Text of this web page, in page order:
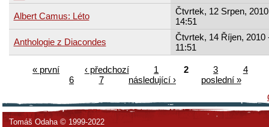
Albert Camus: Léto
Čtvrtek, 12 Srpen,
14:51
Anthologie z Diacondes
Čtvrtek, 14 Říjen, 2010
11:51
« první ‹ předchozí 1 2 3
4
6
7 následující ›
poslední »
Tomáš Odaha © 1999-2022